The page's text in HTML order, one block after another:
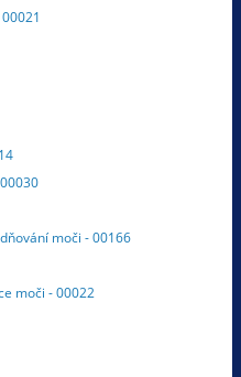
moči - 00166
moči - 00022